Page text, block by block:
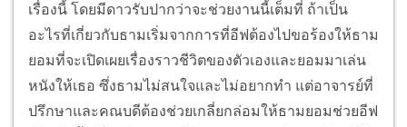
เรื่องนี้ โดยมีดาวรับปากว่าจะช่วยงานนี้เต็มที่ ถ้าเป็น
อะไรที่เกี่ยวกับธามเริ่มจากการที่อีฟต้องไปขอร้องให้ธาม
ยอมที่จะเปิดเผยเรื่องราวชีวิตของตัวเองและยอมมาเล่น
หนังให้เธอ ซึ่งธามไม่สนใจและไม่อยากทำ แต่อาจารย์ที่
ปรึกษาและคณบดีต้องช่วยเกลี่ยกล่อมให้ธามยอมช่วยอีฟ